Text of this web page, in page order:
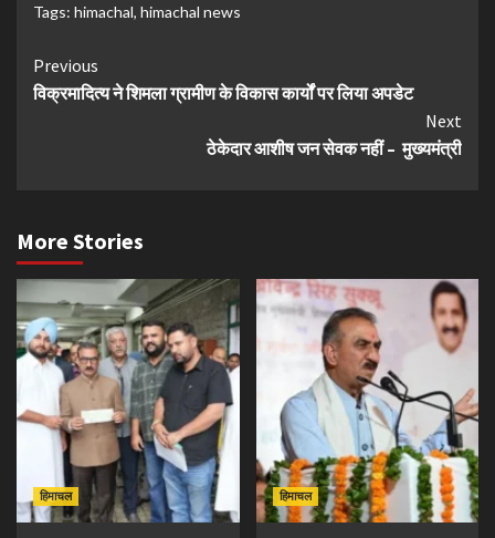
Tags: himachal, himachal news
Continue
Reading
Previous
विक्रमादित्य ने शिमला ग्रामीण के विकास कार्यों पर लिया अपडेट
Next
ठेकेदार आशीष जन सेवक नहीं – मुख्यमंत्री
More Stories
हिमाचल हिमाचल